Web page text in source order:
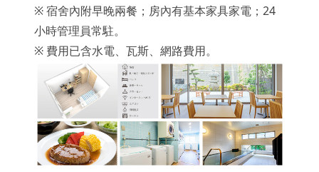
※ 宿舍內附早晚兩餐；房內有基本家具家電；24
小時管理員常駐。
※ 費用已含水電、瓦斯、網路費用。